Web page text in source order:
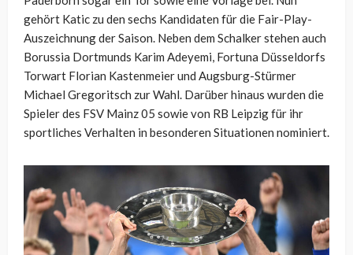
gehört Katic zu den sechs Kandidaten für die Fair-Play-
Auszeichnung der Saison. Neben dem Schalker stehen auch
Borussia Dortmunds Karim Adeyemi, Fortuna Düsseldorfs
Torwart Florian Kastenmeier und Augsburg-Stürmer
Michael Gregoritsch zur Wahl. Darüber hinaus wurden die
Spieler des FSV Mainz 05 sowie von RB Leipzig für ihr
sportliches Verhalten in besonderen Situationen nominiert.